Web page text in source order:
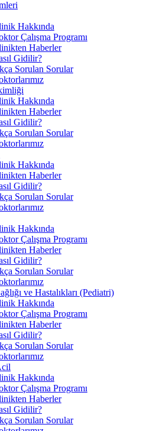
Hakkında
Çalışma Programı
Haberler
Gidilir?
Sorulan Sorular
Hakkında
Haberler
Gidilir?
Sorulan Sorular
Hakkında
Haberler
Gidilir?
Sorulan Sorular
Hakkında
Çalışma Programı
Haberler
Gidilir?
Sorulan Sorular
ve Hastalıkları (Pediatri)
Hakkında
Çalışma Programı
Haberler
Gidilir?
Sorulan Sorular
Hakkında
Çalışma Programı
Haberler
Gidilir?
Sorulan Sorular